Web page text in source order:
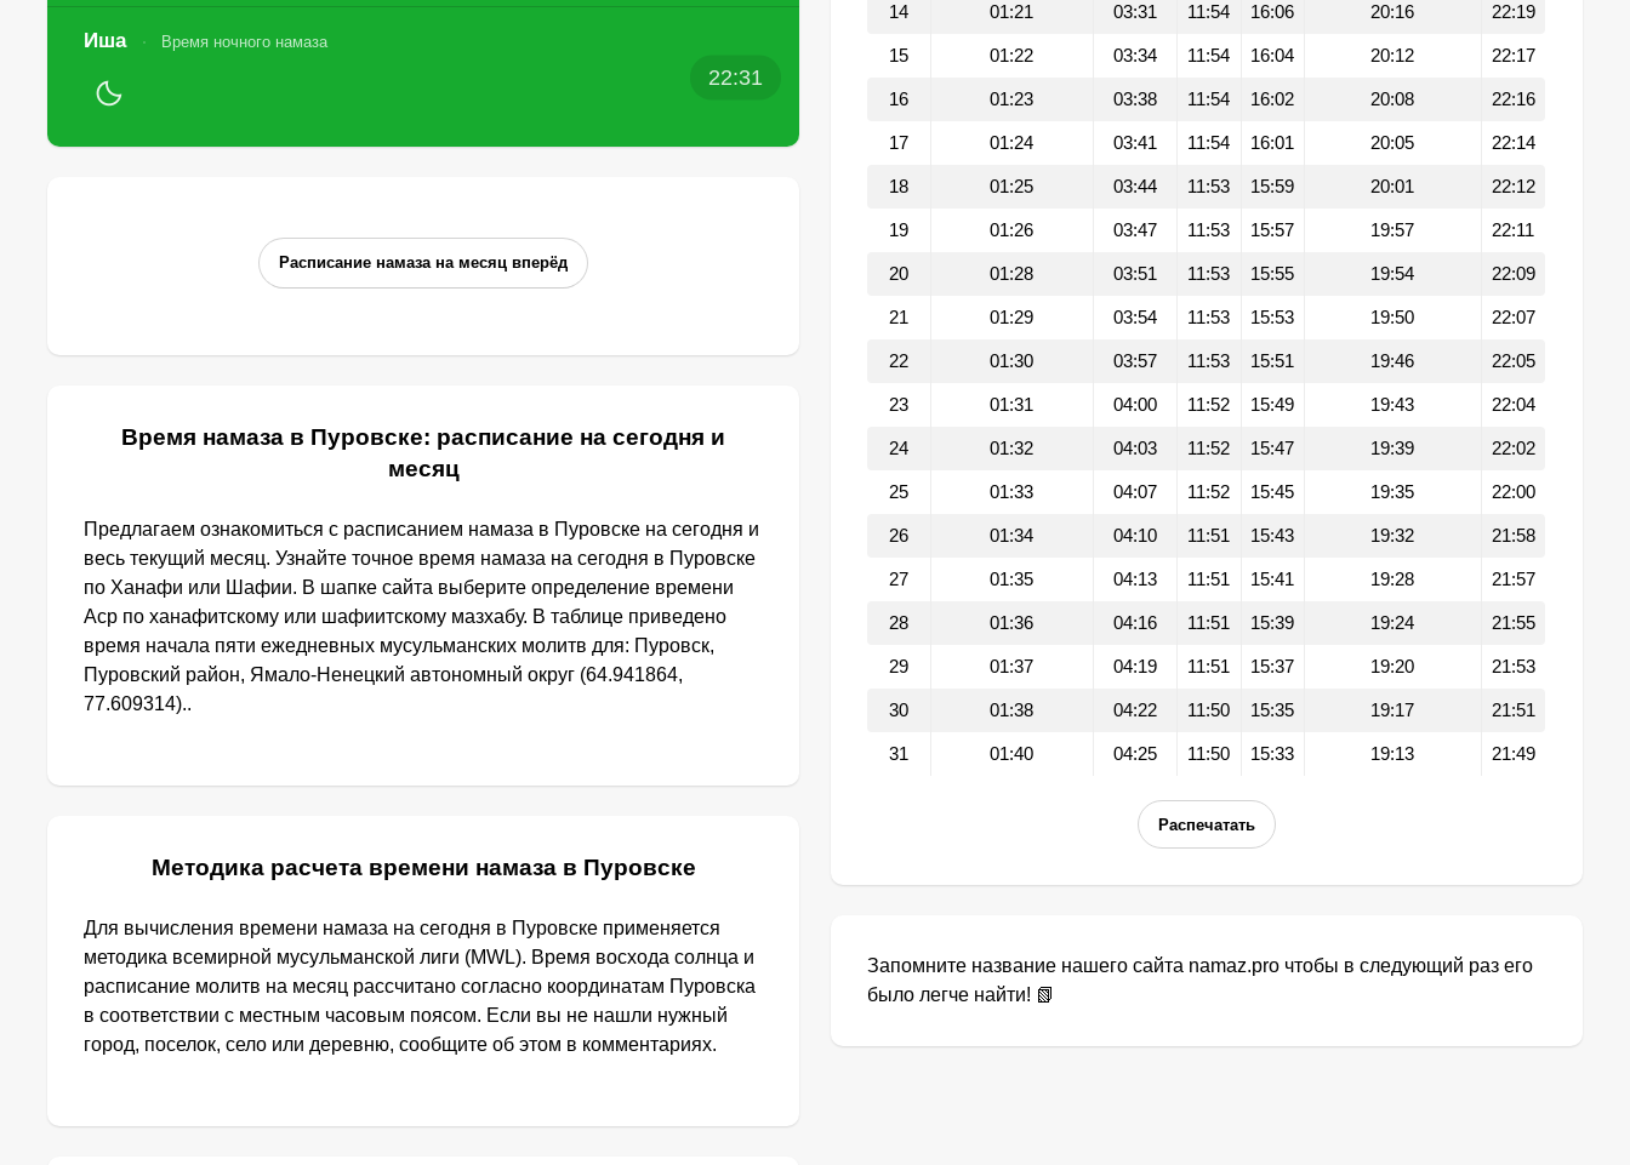
Иша Время ночного намаза
22:31
Расписание намаза на месяц вперёд
Время намаза в Пуровске: расписание на сегодня и
месяц
Предлагаем ознакомиться с расписанием намаза в Пуровске на сегодня и
весь текущий месяц. Узнайте точное время намаза на сегодня в Пуровске
по Ханафи или Шафии. В шапке сайта выберите определение времени
Аср по ханафитскому или шафиитскому мазхабу. В таблице приведено
время начала пяти ежедневных мусульманских молитв для: Пуровск,
Пуровский район, Ямало-Ненецкий автономный округ (64.941864,
77.609314)..
Методика расчета времени намаза в Пуровске
Для вычисления времени намаза на сегодня в Пуровске применяется
методика всемирной мусульманской лиги (MWL). Время восхода солнца и
расписание молитв на месяц рассчитано согласно координатам Пуровска
в соответствии с местным часовым поясом. Если вы не нашли нужный
город, поселок, село или деревню, сообщите об этом в комментариях.
14 01:21 03:31 11:54 16:06 20:16 22:19
15 01:22 03:34 11:54 16:04 20:12 22:17
16 01:23 03:38 11:54 16:02 20:08 22:16
17 01:24 03:41 11:54 16:01 20:05 22:14
18 01:25 03:44 11:53 15:59 20:01 22:12
19 01:26 03:47 11:53 15:57 19:57 22:11
20 01:28 03:51 11:53 15:55 19:54 22:09
21 01:29 03:54 11:53 15:53 19:50 22:07
22 01:30 03:57 11:53 15:51 19:46 22:05
23 01:31 04:00 11:52 15:49 19:43 22:04
24 01:32 04:03 11:52 15:47 19:39 22:02
25 01:33 04:07 11:52 15:45 19:35 22:00
26 01:34 04:10 11:51 15:43 19:32 21:58
27 01:35 04:13 11:51 15:41 19:28 21:57
28 01:36 04:16 11:51 15:39 19:24 21:55
29 01:37 04:19 11:51 15:37 19:20 21:53
30 01:38 04:22 11:50 15:35 19:17 21:51
31 01:40 04:25 11:50 15:33 19:13 21:49
Распечатать
Запомните название нашего сайта namaz.pro чтобы в следующий раз его
было легче найти! 📗